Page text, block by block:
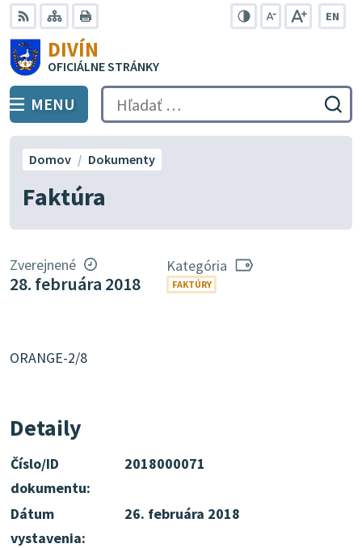
Preskočiť
na
obsah
RSS Mapa
EN
DIVÍN
OFICIÁLNE STRÁNKY
PREPNÚŤ
MENU Hľadať:
Faktúra
Domov Dokumenty
Zverejnené
28. februára 2018
Kategória
FAKTÚRY
ORANGE-2/8
Detaily
Číslo/ID
dokumentu:
2018000071
Dátum
vystavenia:
26. februára 2018